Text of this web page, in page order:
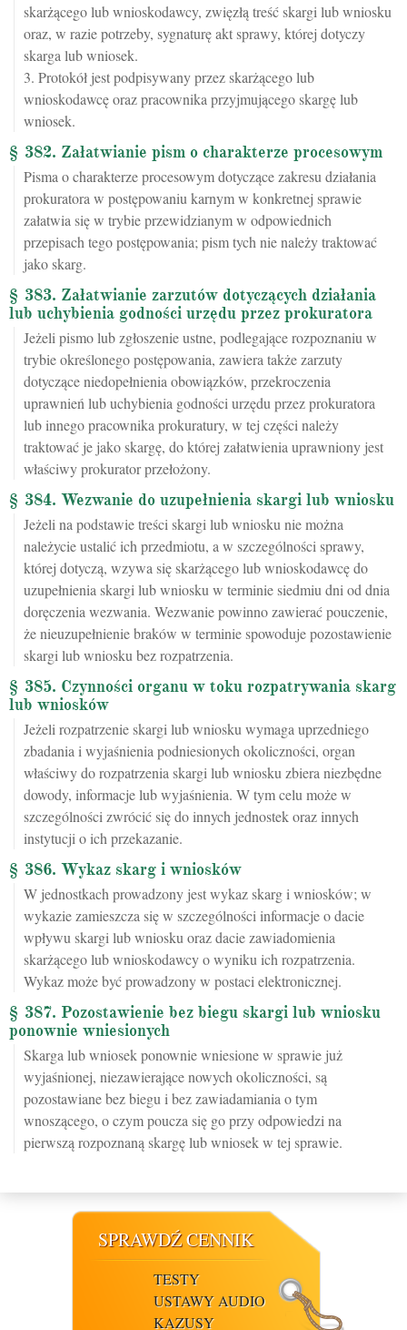
skarżącego lub wnioskodawcy, zwięzłą treść skargi lub wniosku
oraz, w razie potrzeby, sygnaturę akt sprawy, której dotyczy
skarga lub wniosek.
3. Protokół jest podpisywany przez skarżącego lub
wnioskodawcę oraz pracownika przyjmującego skargę lub
wniosek.
§ 382. Załatwianie pism o charakterze procesowym
Pisma o charakterze procesowym dotyczące zakresu działania
prokuratora w postępowaniu karnym w konkretnej sprawie
załatwia się w trybie przewidzianym w odpowiednich
przepisach tego postępowania; pism tych nie należy traktować
jako skarg.
§ 383. Załatwianie zarzutów dotyczących działania
lub uchybienia godności urzędu przez prokuratora
Jeżeli pismo lub zgłoszenie ustne, podlegające rozpoznaniu w
trybie określonego postępowania, zawiera także zarzuty
dotyczące niedopełnienia obowiązków, przekroczenia
uprawnień lub uchybienia godności urzędu przez prokuratora
lub innego pracownika prokuratury, w tej części należy
traktować je jako skargę, do której załatwienia uprawniony jest
właściwy prokurator przełożony.
§ 384. Wezwanie do uzupełnienia skargi lub wniosku
Jeżeli na podstawie treści skargi lub wniosku nie można
należycie ustalić ich przedmiotu, a w szczególności sprawy,
której dotyczą, wzywa się skarżącego lub wnioskodawcę do
uzupełnienia skargi lub wniosku w terminie siedmiu dni od dnia
doręczenia wezwania. Wezwanie powinno zawierać pouczenie,
że nieuzupełnienie braków w terminie spowoduje pozostawienie
skargi lub wniosku bez rozpatrzenia.
§ 385. Czynności organu w toku rozpatrywania skarg
lub wniosków
Jeżeli rozpatrzenie skargi lub wniosku wymaga uprzedniego
zbadania i wyjaśnienia podniesionych okoliczności, organ
właściwy do rozpatrzenia skargi lub wniosku zbiera niezbędne
dowody, informacje lub wyjaśnienia. W tym celu może w
szczególności zwrócić się do innych jednostek oraz innych
instytucji o ich przekazanie.
§ 386. Wykaz skarg i wniosków
W jednostkach prowadzony jest wykaz skarg i wniosków; w
wykazie zamieszcza się w szczególności informacje o dacie
wpływu skargi lub wniosku oraz dacie zawiadomienia
skarżącego lub wnioskodawcy o wyniku ich rozpatrzenia.
Wykaz może być prowadzony w postaci elektronicznej.
§ 387. Pozostawienie bez biegu skargi lub wniosku
ponownie wniesionych
Skarga lub wniosek ponownie wniesione w sprawie już
wyjaśnionej, niezawierające nowych okoliczności, są
pozostawiane bez biegu i bez zawiadamiania o tym
wnoszącego, o czym poucza się go przy odpowiedzi na
pierwszą rozpoznaną skargę lub wniosek w tej sprawie.
SPRAWDŹ CENNIK
TESTY
USTAWY AUDIO
KAZUSY